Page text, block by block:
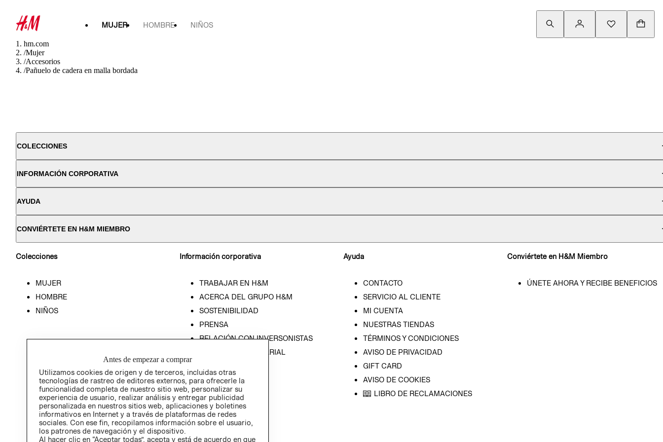
MUJER HOMBRE NIÑOS
hm.com
/Mujer
/Accesorios
/Pañuelo de cadera en malla bordada
COLECCIONES
INFORMACIÓN CORPORATIVA
AYUDA
CONVIÉRTETE EN H&M MIEMBRO
Colecciones
MUJER
HOMBRE
NIÑOS
Información corporativa
TRABAJAR EN H&M
ACERCA DEL GRUPO H&M
SOSTENIBILIDAD
PRENSA
RELACIÓN CON INVERSONISTAS
POLÍTICA EMPRESARIAL
Ayuda
CONTACTO
SERVICIO AL CLIENTE
MI CUENTA
NUESTRAS TIENDAS
TÉRMINOS Y CONDICIONES
AVISO DE PRIVACIDAD
GIFT CARD
AVISO DE COOKIES
LIBRO DE RECLAMACIONES
Conviértete en H&M Miembro
ÚNETE AHORA Y RECIBE BENEFICIOS
Antes de empezar a comprar
Utilizamos cookies de origen y de terceros, incluidas otras
tecnologías de rastreo de editores externos, para ofrecerle la
funcionalidad completa de nuestro sitio web, personalizar su
experiencia de usuario, realizar análisis y entregar publicidad
personalizada en nuestros sitios web, aplicaciones y boletines
informativos en Internet y a través de plataformas de redes
sociales. Con ese fin, recopilamos información sobre el usuario,
los patrones de navegación y el dispositivo.
Al hacer clic en “Aceptar todas”, acepta y está de acuerdo en que